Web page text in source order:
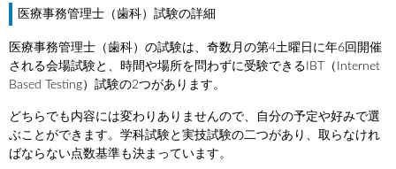
医療事務管理士（歯科）試験の詳細
医療事務管理士（歯科）の試験は、奇数月の第4土曜日に年6回開催
される会場試験と、時間や場所を問わずに受験できるIBT（Internet
Based Testing）試験の2つがあります。
どちらでも内容には変わりありませんので、自分の予定や好みで選
ぶことができます。学科試験と実技試験の二つがあり、取らなけれ
ばならない点数基準も決まっています。